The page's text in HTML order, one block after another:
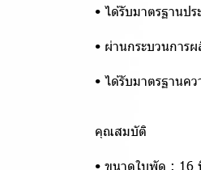
• ได้รับมาตรฐานป
• ผ่านกระบวนการ
• ได้รับมาตรฐาน
คุณสมบัติ
• ขนาดใบพัด : 16